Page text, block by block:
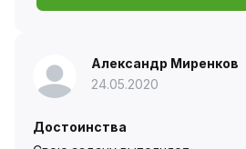
Александр Миренков
24.05.2020
Достоинства